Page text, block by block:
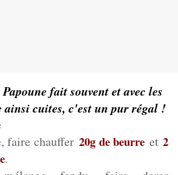
fait souvent et avec les
ainsi cuites, c'est un pur régal !
faire chauffer 20g de beurre et 2
.